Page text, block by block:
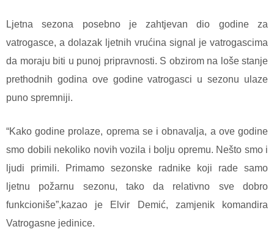
Ljetna sezona posebno je zahtjevan dio godine za
vatrogasce, a dolazak ljetnih vrućina signal je vatrogascima
da moraju biti u punoj pripravnosti. S obzirom na loše stanje
prethodnih godina ove godine vatrogasci u sezonu ulaze
puno spremniji.
“Kako godine prolaze, oprema se i obnavalja, a ove godine
smo dobili nekoliko novih vozila i bolju opremu. Nešto smo i
ljudi primili. Primamo sezonske radnike koji rade samo
ljetnu požarnu sezonu, tako da relativno sve dobro
funkcioniše”,kazao je Elvir Demić, zamjenik komandira
Vatrogasne jedinice.